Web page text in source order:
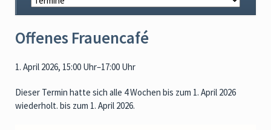
überspringen
Offenes Frauencafé
1. April 2026, 15:00 Uhr–17:00 Uhr
Dieser Termin hatte sich alle 4 Wochen bis zum 1. April 2026
wiederholt. bis zum 1. April 2026.